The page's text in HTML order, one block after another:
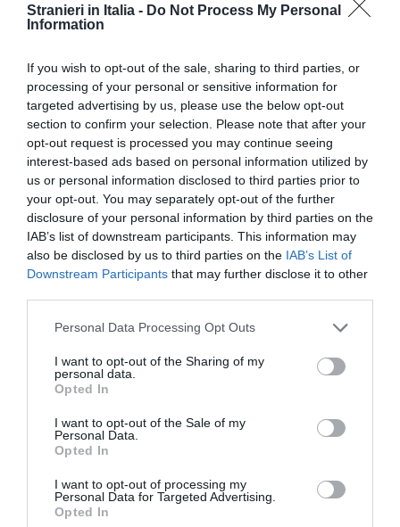
Stranieri in Italia - Do Not Process My Personal
Information
If you wish to opt-out of the sale, sharing to third parties, or
processing of your personal or sensitive information for
targeted advertising by us, please use the below opt-out
section to confirm your selection. Please note that after your
opt-out request is processed you may continue seeing
interest-based ads based on personal information utilized by
us or personal information disclosed to third parties prior to
your opt-out. You may separately opt-out of the further
disclosure of your personal information by third parties on the
IAB’s list of downstream participants. This information may
also be disclosed by us to third parties on the IAB’s List of
Downstream Participants that may further disclose it to other
Personal Data Processing Opt Outs
I want to opt-out of the Sharing of my
personal data.
Opted In
I want to opt-out of the Sale of my
Personal Data.
Opted In
I want to opt-out of processing my
Personal Data for Targeted Advertising.
Opted In
TI POTREBBERO INTERESSARE
ATTUALITÀ
Cagliari, smantellata rete accusata di